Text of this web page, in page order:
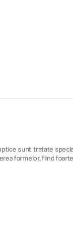
sunt tratate
formelor, fiind